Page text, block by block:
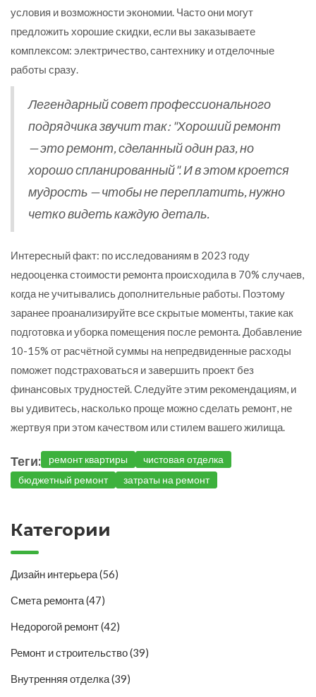
условия и возможности экономии. Часто они могут
предложить хорошие скидки, если вы заказываете
комплексом: электричество, сантехнику и отделочные
работы сразу.
Легендарный совет профессионального
подрядчика звучит так: "Хороший ремонт
— это ремонт, сделанный один раз, но
хорошо спланированный". И в этом кроется
мудрость — чтобы не переплатить, нужно
четко видеть каждую деталь.
Интересный факт: по исследованиям в 2023 году
недооценка стоимости ремонта происходила в 70% случаев,
когда не учитывались дополнительные работы. Поэтому
заранее проанализируйте все скрытые моменты, такие как
подготовка и уборка помещения после ремонта. Добавление
10-15% от расчётной суммы на непредвиденные расходы
поможет подстраховаться и завершить проект без
финансовых трудностей. Следуйте этим рекомендациям, и
вы удивитесь, насколько проще можно сделать ремонт, не
жертвуя при этом качеством или стилем вашего жилища.
Теги: ремонт квартиры
чистовая отделка
бюджетный ремонт
затраты на ремонт
Категории
Дизайн интерьера(56)
Смета ремонта(47)
Недорогой ремонт(42)
Ремонт и строительство(39)
Внутренняя отделка(39)